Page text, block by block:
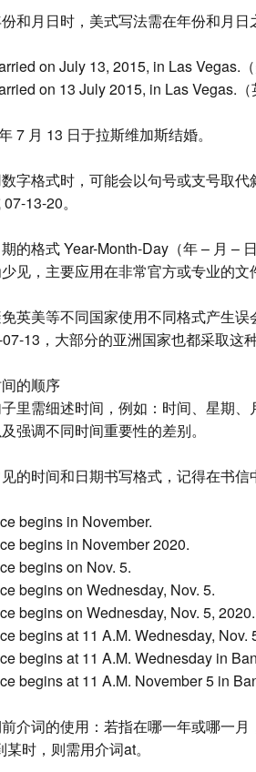
和月日时，美式写法需在年份和月日
on July 13, 2015, in Las Vegas.（
on 13 July 2015, in Las Vegas.（
7 月 13 日于拉斯维加斯结婚。
字格式时，可能会以句号或支号取
13-20。
的格式 Year-Month-Day（年 – 月 –
见，主要应用在非常官方或专业的文
英美等不同国家使用不同格式产生
13，大部分的亚洲国家也都采取这种
的顺序
里需细述时间，例如：时间、星期
强调不同时间重要性的差别。
的时间和日期书写格式，记得在书信
begins in November.
begins in November 2020.
begins on Nov. 5.
begins on Wednesday, Nov. 5.
begins on Wednesday, Nov. 5, 2020.
begins at 11 A.M. Wednesday, Nov.
begins at 11 A.M. Wednesday in
begins at 11 A.M. November 5 in
介词的使用：若指在哪一年或哪一
时，则需用介词at。